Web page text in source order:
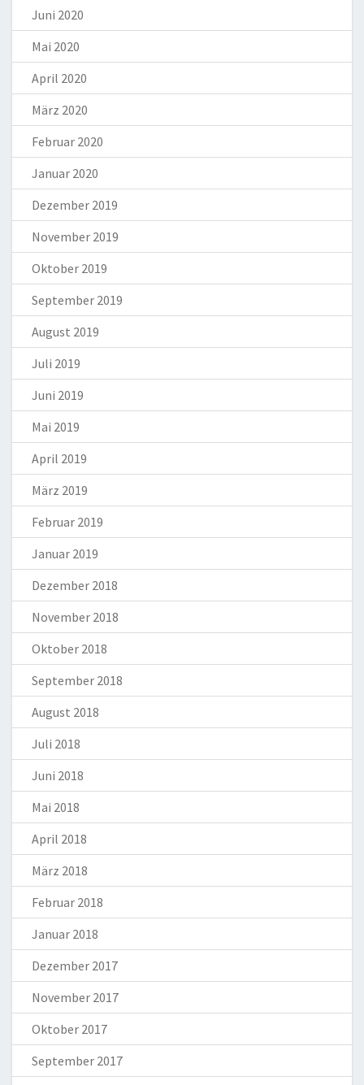
Juni 2020
Mai 2020
April 2020
März 2020
Februar 2020
Januar 2020
Dezember 2019
November 2019
Oktober 2019
September 2019
August 2019
Juli 2019
Juni 2019
Mai 2019
April 2019
März 2019
Februar 2019
Januar 2019
Dezember 2018
November 2018
Oktober 2018
September 2018
August 2018
Juli 2018
Juni 2018
Mai 2018
April 2018
März 2018
Februar 2018
Januar 2018
Dezember 2017
November 2017
Oktober 2017
September 2017